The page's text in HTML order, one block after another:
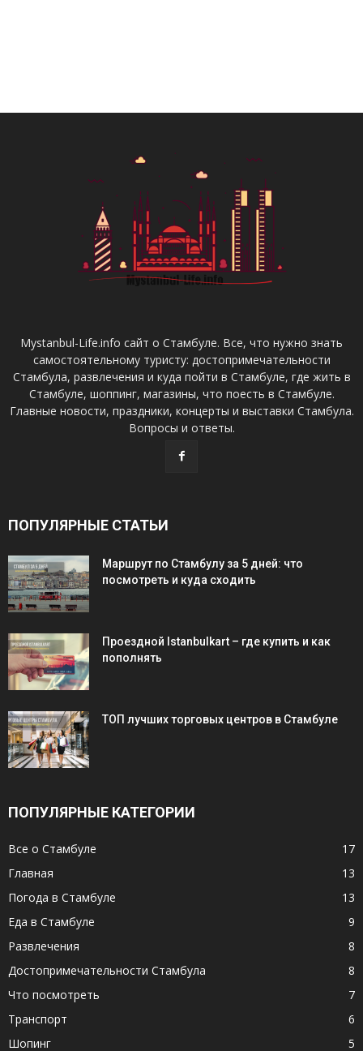
Mystanbul-Life.info сайт о Стамбуле. Все, что нужно знать
самостоятельному туристу: достопримечательности
Стамбула, развлечения и куда пойти в Стамбуле, где жить в
Стамбуле, шоппинг, магазины, что поесть в Стамбуле.
Главные новости, праздники, концерты и выставки Стамбула.
Вопросы и ответы.
ПОПУЛЯРНЫЕ СТАТЬИ
Маршрут по Стамбулу за 5 дней: что
посмотреть и куда сходить
Проездной Istanbulkart – где купить и как
пополнять
ТОП лучших торговых центров в Стамбуле
ПОПУЛЯРНЫЕ КАТЕГОРИИ
Все о Стамбуле
17
Главная
13
Погода в Стамбуле
13
Еда в Стамбуле
9
Развлечения
8
Достопримечательности Стамбула
8
Что посмотреть
7
Транспорт
6
Шопинг
5